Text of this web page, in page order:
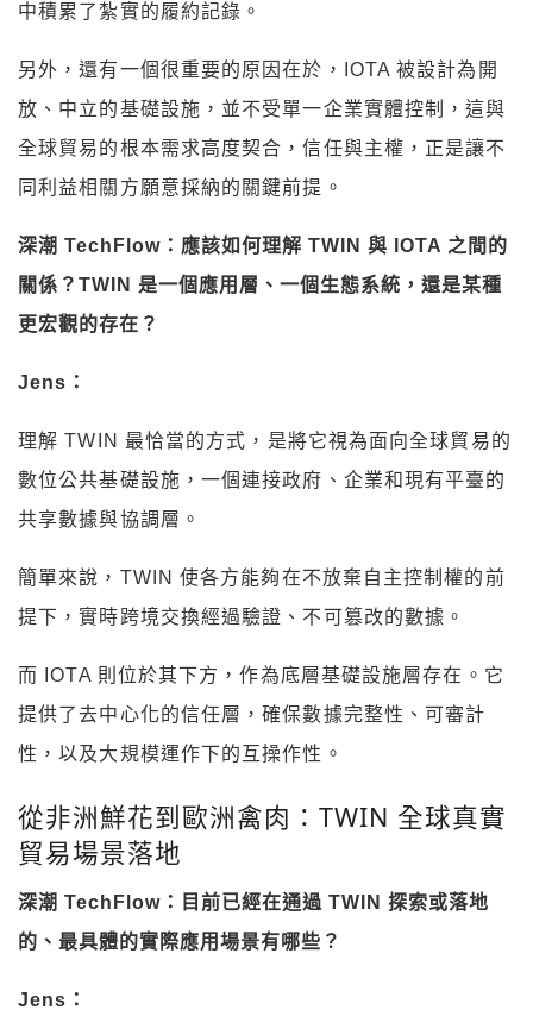
中積累了紮實的履約記錄。
另外，還有一個很重要的原因在於，IOTA 被設計為開
放、中立的基礎設施，並不受單一企業實體控制，這與
全球貿易的根本需求高度契合，信任與主權，正是讓不
同利益相關方願意採納的關鍵前提。
深潮 TechFlow：應該如何理解 TWIN 與 IOTA 之間的
關係？TWIN 是一個應用層、一個生態系統，還是某種
更宏觀的存在？
Jens：
理解 TWIN 最恰當的方式，是將它視為面向全球貿易的
數位公共基礎設施，一個連接政府、企業和現有平臺的
共享數據與協調層。
簡單來說，TWIN 使各方能夠在不放棄自主控制權的前
提下，實時跨境交換經過驗證、不可篡改的數據。
而 IOTA 則位於其下方，作為底層基礎設施層存在。它
提供了去中心化的信任層，確保數據完整性、可審計
性，以及大規模運作下的互操作性。
從非洲鮮花到歐洲禽肉：TWIN 全球真實
貿易場景落地
深潮 TechFlow：目前已經在通過 TWIN 探索或落地
的、最具體的實際應用場景有哪些？
Jens：